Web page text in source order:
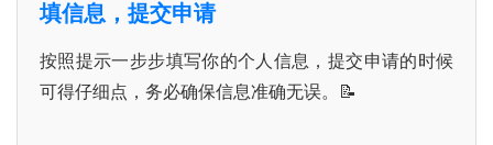
填信息，提交申请
按照提示一步步填写你的个人信息，提交申请的时候
可得仔细点，务必确保信息准确无误。📝